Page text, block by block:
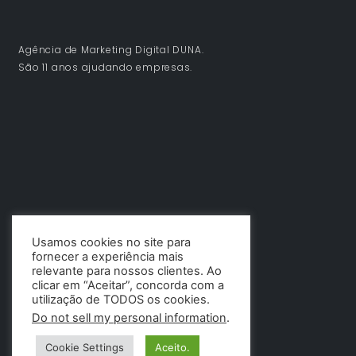
Agência de Marketing Digital DUNA.
São 11 anos ajudando empresas.
Usamos cookies no site para
fornecer a experiência mais
relevante para nossos clientes. Ao
clicar em “Aceitar”, concorda com a
utilização de TODOS os cookies.
Do not sell my personal information.
Cookie Settings Aceito.